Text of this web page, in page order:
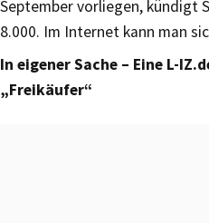
September vorliegen, kündigt
8.000. Im Internet kann man
In eigener Sache – Eine L-
„Freikäufer“